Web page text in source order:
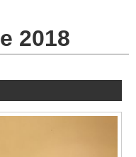
2018